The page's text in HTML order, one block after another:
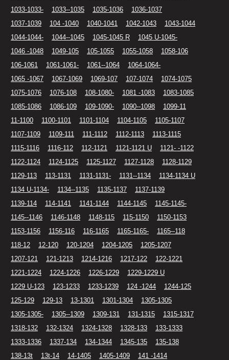
1033-1033-
1033--1035 1035-1036
1036-1037
1037-1039
104 -1040 1040-1041 1042-1043
1043-1044
1044-1044-
1044--1045 1045-1045 R
1045 U-1045-
1046 -1048
1049-105 105-1055 1055-1058
1058-106
106-1061
1061-1061- 1061--1064
1064-1064-
1065 -1067
1067-1069 1069-107 107-1074
1074-1075
1075-1076
1076-108 108-1080- 1081 -1083
1083-1085
1085-1086
1086-109 109-1090- 1090--1098
1099-11
11-1100
1100-1101 1101-1104 1104-1105
1105-1107
1107-1109
1109-111 111-1112 1112-1113
1113-1115
1115-1116
1116-112 112-1121 1121-1121 U
1121- -1122
1122-1124
1124-1125 1125-1127 1127-1128
1128-1129
1129-113
113-1131 1131-1131- 1131--1134
1134-1134 U
1134 U-1134-
1134--1135 1135-1137
1137-1139
1139-114
114-1141 1141-1144 1144-1145
1145-1145-
1145--1146
1146-1148 1148-115 115-1150
1150-1153
1153-1156
1156-116 116-1165 1165-1165-
1165--118
118-12
12-120 120-1204 1204-1205
1205-1207
1207-121
121-1213 1214-1216 1217-122
122-1221
1221-1224
1224-1226 1226-1229
1229-1229 U
1229 U-123
123-1233 1233-1239 124 -1244
1244-125
125-129
129-13 13-1301 1301-1304
1305-1305
1305-1305-
1305--1309 1309-131 131-1315
1315-1317
1318-132
132-1324 1324-1328 1328-133
133-1333
1333-1336
1337-134 134-1344 1345-135
135-138
138-13t
13t-14 14-1405 1405-1409
141 -1414